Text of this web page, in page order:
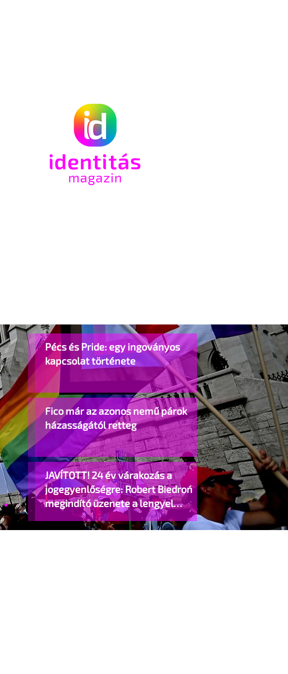
Pécs és Pride: egy ingoványos
kapcsolat története
Fico már az azonos nemű párok
házasságától retteg
JAVÍTOTT! 24 év várakozás a
jogegyenlőségre: Robert Biedroń
megindító üzenete a lengyel
bejegyzett élettársi kapcsolatokért